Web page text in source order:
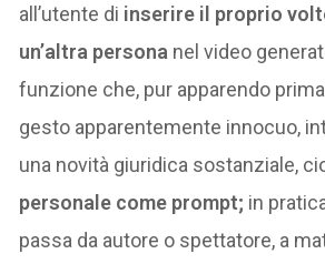
all’utente di inserire il proprio
un’altra persona nel video
funzione che, pur apparendo
gesto apparentemente innocuo,
una novità giuridica sostanziale,
personale come prompt; in
passa da autore o spettatore, a